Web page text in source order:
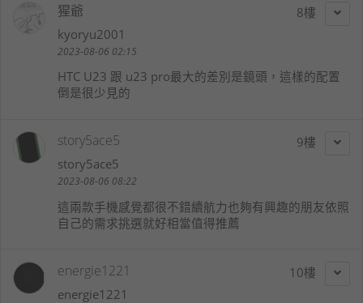
8
猩爺
kyoryu2001
2023-08-06 02:15
HTC U23 跟 u23 pro最大的差別是鏡頭，這樣的配置
倒是很少見的
9
story5ace5
story5ace5
2023-08-06 08:22
這兩款手機感覺都很不錯續航力也夠有興趣的朋友依照
自己的需求挑選就好相當值得推薦
10
energie1221
energie1221